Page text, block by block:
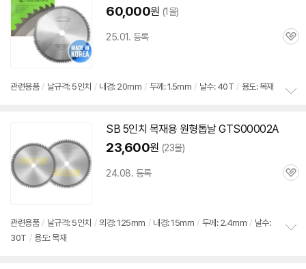
60,000원 (1몰)
25.01. 등록
관
관련용품 / 날규격: 5인치 / 내경: 20mm / 두께: 1.5mm / 날수: 40T / 용도: 목재
SB 5인치 목재용 원형톱날GTS00002A
23,600원 (23몰)
24.08. 등록
관
관련용품 / 날규격: 5인치 / 외경: 125mm / 내경: 15mm / 두께: 2.4mm / 날수:
30T / 용도: 목재